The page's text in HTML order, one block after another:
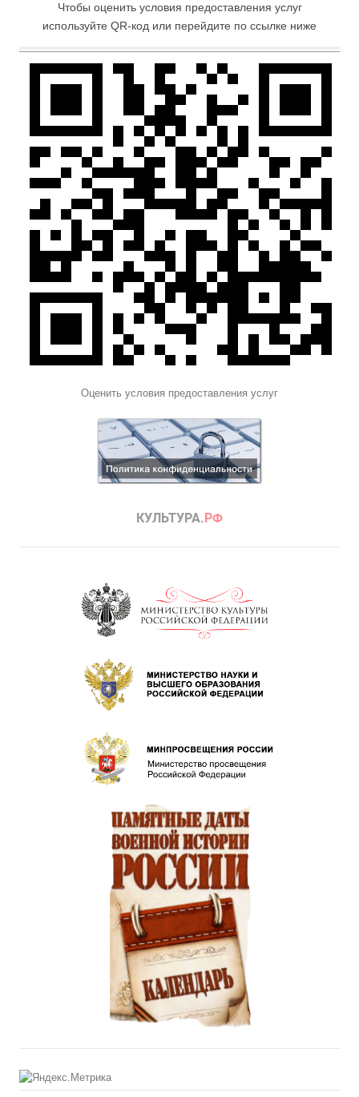
Чтобы оценить условия предоставления услуг
используйте QR-код или перейдите по ссылке ниже
Оценить условия предоставления услуг